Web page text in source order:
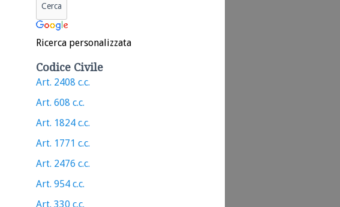
Ricerca personalizzata
Codice Civile
Art. 2408 c.c.
Art. 608 c.c.
Art. 1824 c.c.
Art. 1771 c.c.
Art. 2476 c.c.
Art. 954 c.c.
Art. 330 c.c.